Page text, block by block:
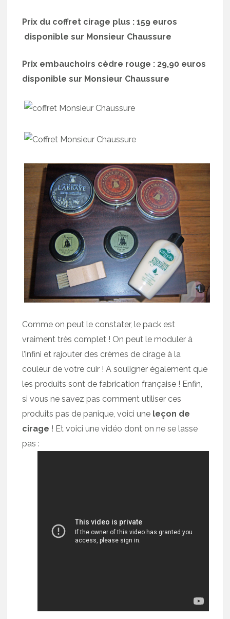
Prix du coffret cirage plus : 159 euros
disponible sur Monsieur Chaussure
Prix embauchoirs cèdre rouge : 29,90 euros
disponible sur Monsieur Chaussure
Comme on peut le constater, le pack est
vraiment très complet ! On peut le moduler à
l’infini et rajouter des crèmes de cirage à la
couleur de votre cuir ! A souligner également que
les produits sont de fabrication française ! Enfin,
si vous ne savez pas comment utiliser ces
produits pas de panique, voici une leçon de
cirage ! Et voici une vidéo dont on ne se lasse
pas :